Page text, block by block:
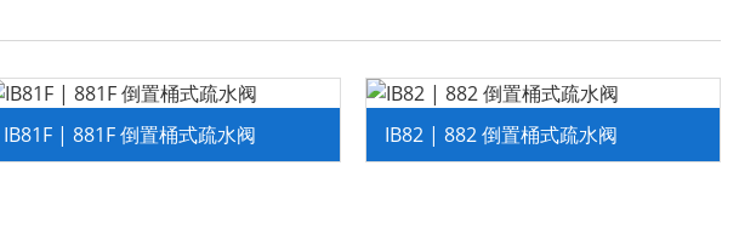
IB81F | 881F 倒置桶式疏水阀 IB82 | 882 倒置桶式疏水阀